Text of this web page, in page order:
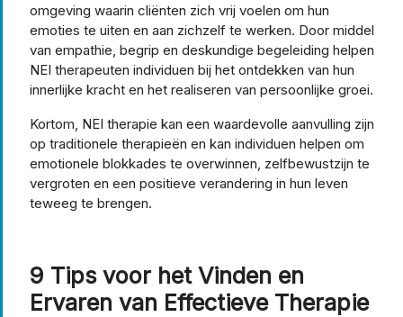
omgeving waarin cliënten zich vrij voelen om hun
emoties te uiten en aan zichzelf te werken. Door middel
van empathie, begrip en deskundige begeleiding helpen
NEI therapeuten individuen bij het ontdekken van hun
innerlijke kracht en het realiseren van persoonlijke groei.
Kortom, NEI therapie kan een waardevolle aanvulling zijn
op traditionele therapieën en kan individuen helpen om
emotionele blokkades te overwinnen, zelfbewustzijn te
vergroten en een positieve verandering in hun leven
teweeg te brengen.
9 Tips voor het Vinden en
Ervaren van Effectieve Therapie